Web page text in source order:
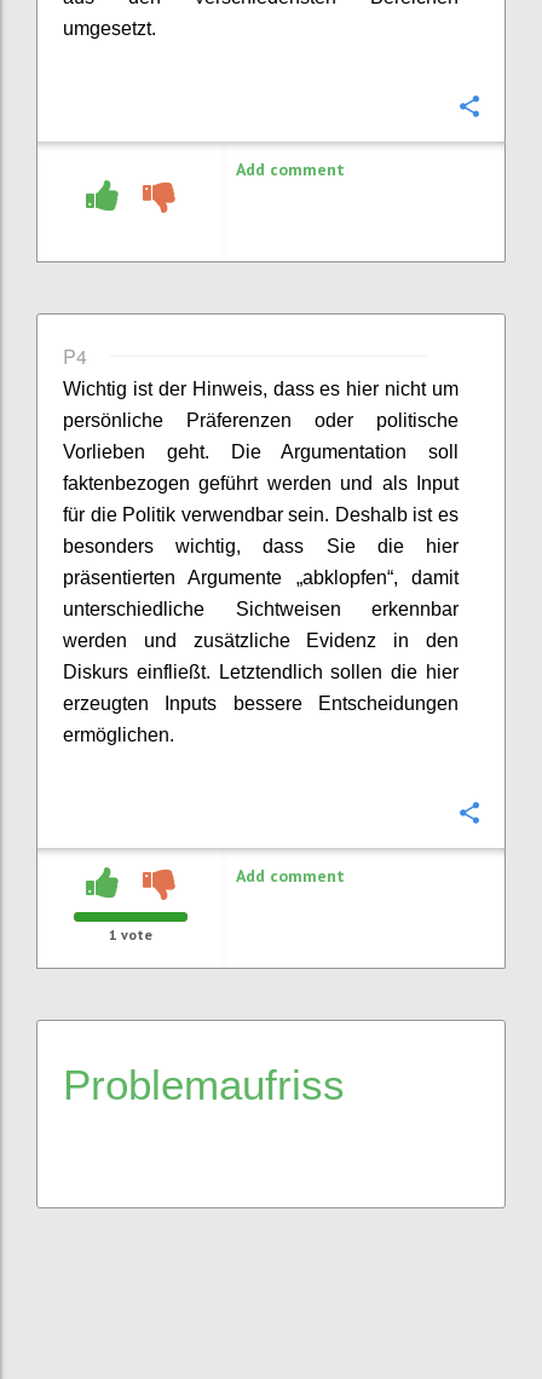
umgesetzt.
Add comment
P4
Wichtig ist der Hinweis, dass es hier nicht um
persönliche Präferenzen oder politische
Vorlieben geht. Die Argumentation soll
faktenbezogen geführt werden und als Input
für die Politik verwendbar sein. Deshalb ist es
besonders wichtig, dass Sie die hier
präsentierten Argumente „abklopfen“, damit
unterschiedliche Sichtweisen erkennbar
werden und zusätzliche Evidenz in den
Diskurs einfließt. Letztendlich sollen die hier
erzeugten Inputs bessere Entscheidungen
ermöglichen.
1 vote
Add comment
Problemaufriss